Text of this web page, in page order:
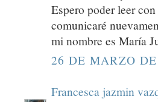
Espero poder leer
comunicaré
mi nombre es María
26 DE MARZO
Francesca jazmin